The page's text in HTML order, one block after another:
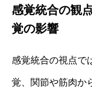
感覚統合の観
覚の影響
感覚統合の視点で
覚、関節や筋肉か